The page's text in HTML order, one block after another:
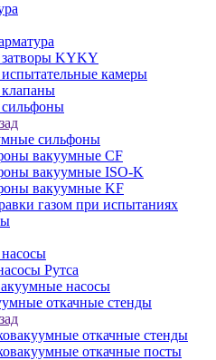
KYKY
камеры
сильфоны
вакуумные CF
вакуумные ISO-K
вакуумные KF
газом при испытаниях
Рутса
насосы
откачные стенды
откачные стенды
откачные посты